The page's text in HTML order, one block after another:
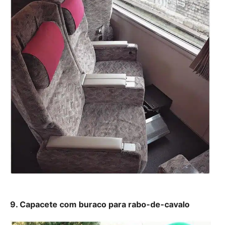
9. Capacete com buraco para rabo-de-cavalo